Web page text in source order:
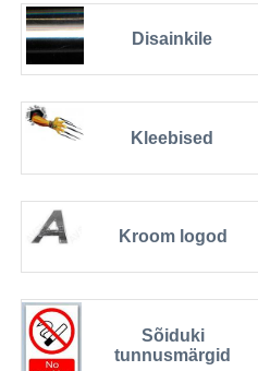
Disainkile
Kleebised
Kroom logod
Sõiduki
tunnusmärgid